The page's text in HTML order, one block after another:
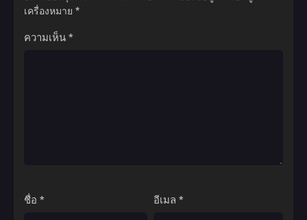
เครื่องหมาย *
ความเห็น *
ชื่อ * อีเมล *